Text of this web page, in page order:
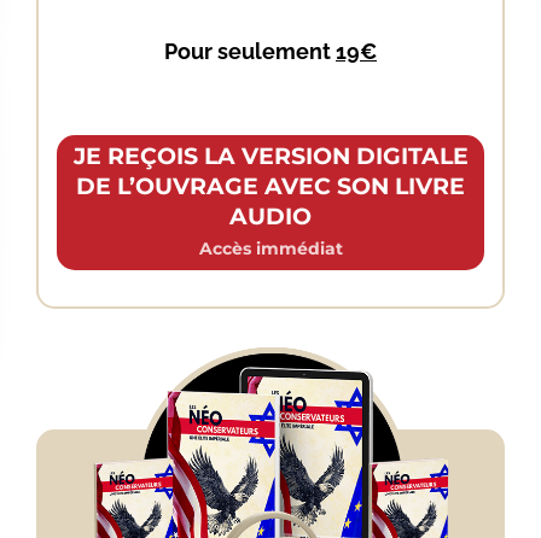
Pour seulement19€
JE REÇOIS LA VERSION DIGITALE
DE L’OUVRAGE AVEC SON LIVRE
AUDIO
Accès immédiat